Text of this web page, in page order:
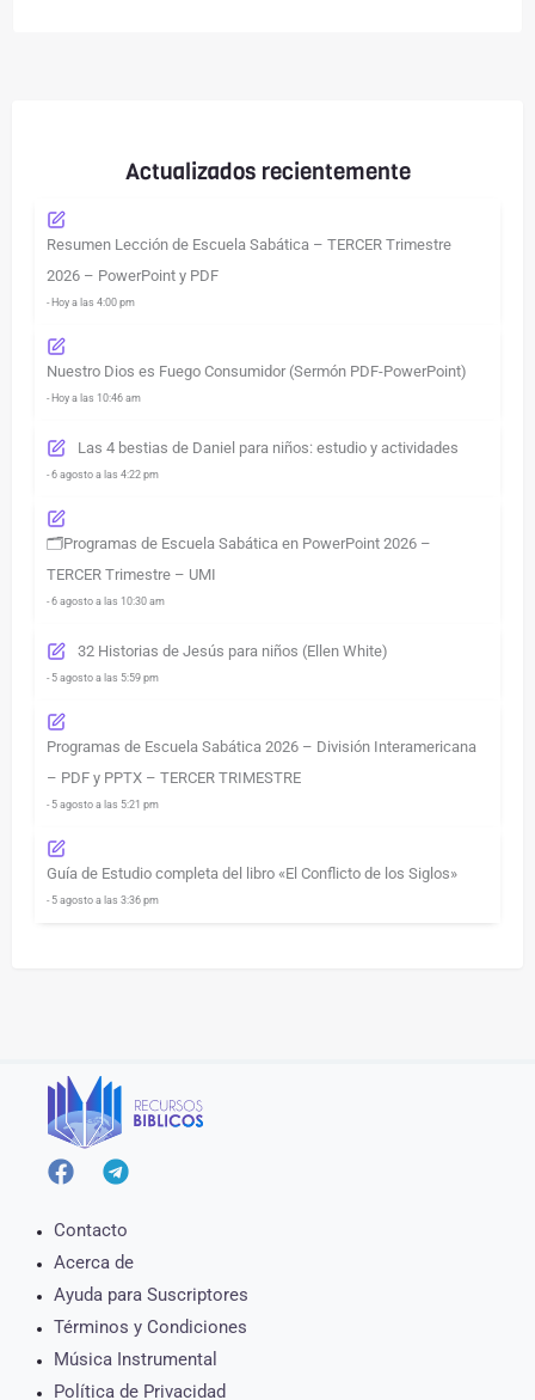
Actualizados recientemente
Resumen Lección de Escuela Sabática – TERCER Trimestre
2026 – PowerPoint y PDF
- Hoy a las 4:00 pm
Nuestro Dios es Fuego Consumidor (Sermón PDF-PowerPoint)
- Hoy a las 10:46 am
Las 4 bestias de Daniel para niños: estudio y actividades
- 6 agosto a las 4:22 pm
🗂️Programas de Escuela Sabática en PowerPoint 2026 –
TERCER Trimestre – UMI
- 6 agosto a las 10:30 am
32 Historias de Jesús para niños (Ellen White)
- 5 agosto a las 5:59 pm
Programas de Escuela Sabática 2026 – División Interamericana
– PDF y PPTX – TERCER TRIMESTRE
- 5 agosto a las 5:21 pm
Guía de Estudio completa del libro «El Conflicto de los Siglos»
- 5 agosto a las 3:36 pm
Contacto
Acerca de
Ayuda para Suscriptores
Términos y Condiciones
Música Instrumental
Política de Privacidad